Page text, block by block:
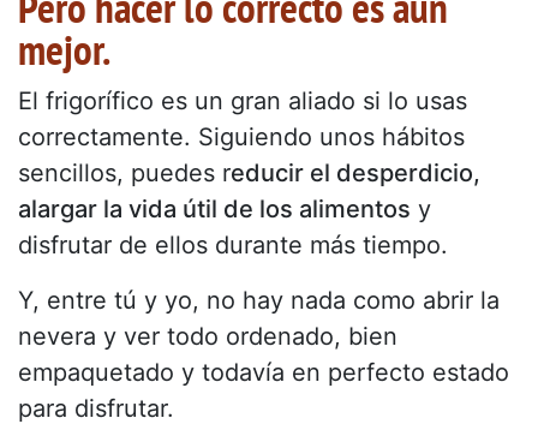
mejor.
El frigorífico es un gran aliado si lo usas
correctamente. Siguiendo unos hábitos
sencillos, puedes reducir el desperdicio,
alargar la vida útil de los alimentos y
disfrutar de ellos durante más tiempo.
Y, entre tú y yo, no hay nada como abrir la
nevera y ver todo ordenado, bien
empaquetado y todavía en perfecto estado
para disfrutar.